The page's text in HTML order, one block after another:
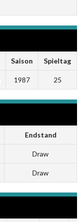
Saison Spieltag
1987 25
Endstand
Draw
Draw